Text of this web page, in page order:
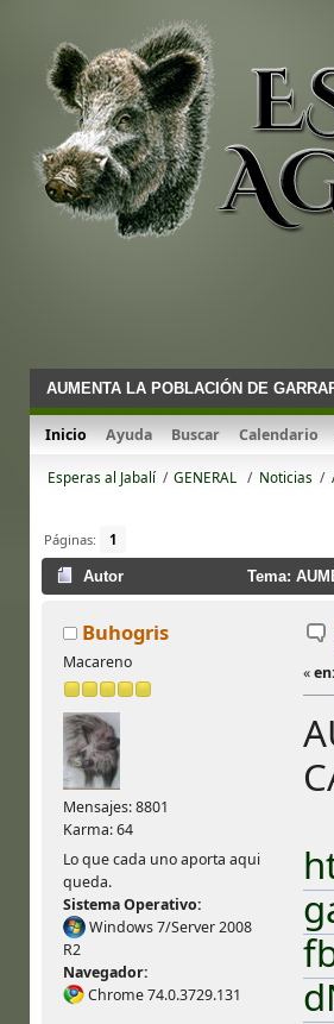
AUMENTA LA POBLACIÓN DE
Inicio Ayuda Buscar Calendario
Esperas al Jabalí/ GENERAL / Noticias /
Páginas: 1
Autor Tema:
Buhogris
Macareno
Mensajes: 8801
Karma: 64
Lo que cada uno aporta aqui
queda.
Sistema Operativo:
Windows 7/Server 2008
R2
Navegador:
Chrome 74.0.3729.131
«en: